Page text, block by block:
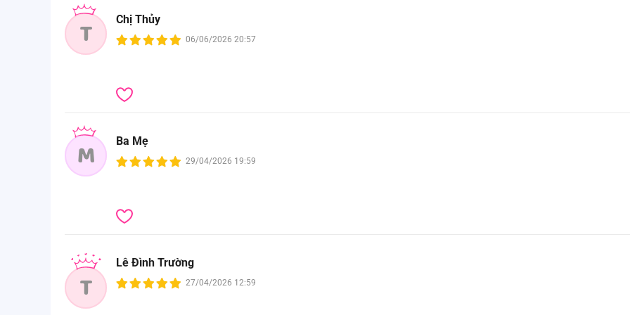
T
Chị Thủy
06/06/2026 20:57
M
Ba Mẹ
29/04/2026 19:59
T
Lê Đình Trường
27/04/2026 12:59